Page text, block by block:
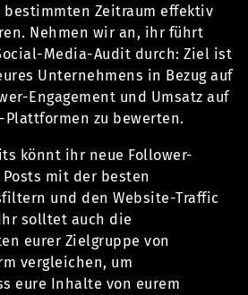
Zeitraum effektiv
Nehmen wir an, ihr führt
Media-Audit durch: Ziel ist
Unternehmens in Bezug auf
Engagement und Umsatz auf
zu bewerten.
könnt ihr neue Follower-
mit der besten
und den Website-Traffic
solltet auch die
eurer Zielgruppe von
vergleichen, um
eure Inhalte von eurem